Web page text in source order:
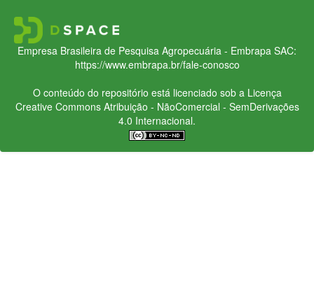
Empresa Brasileira de Pesquisa Agropecuária - Embrapa SAC:
https://www.embrapa.br/fale-conosco
O conteúdo do repositório está licenciado sob a Licença
Creative CommonsAtribuição - NãoComercial - SemDerivações
4.0 Internacional.